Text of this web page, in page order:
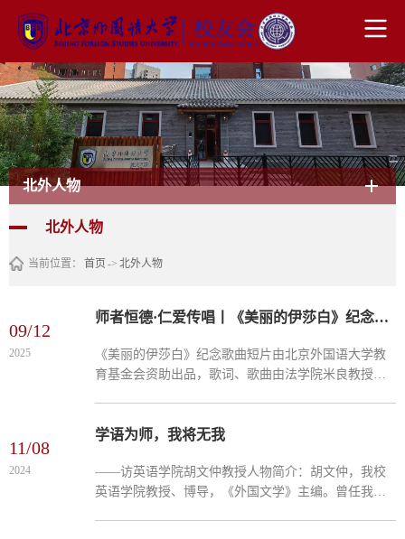
北外人物
北外人物
当前位置： 首页 -> 北外人物
09/12
2025
师者恒德·仁爱传唱丨《美丽的伊莎白》纪念歌曲短片正式发布
《美丽的伊莎白》纪念歌曲短片由北京外国语大学教
育基金会资助出品，歌词、歌曲由法学院米良教授创
并于2025年9...
11/08
2024
学语为师，我将无我
——访英语学院胡文仲教授人物简介：胡文仲，我校
英语学院教授、博导，《外国文学》主编。曾任我校